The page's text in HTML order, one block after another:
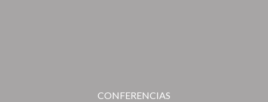
CONFERENCIAS